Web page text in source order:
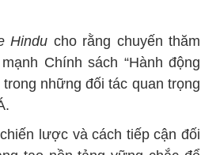
Hindu cho rằng chuyến thăm
Chính sách “Hành động
những đối tác quan trọng
lược và cách tiếp cận đối